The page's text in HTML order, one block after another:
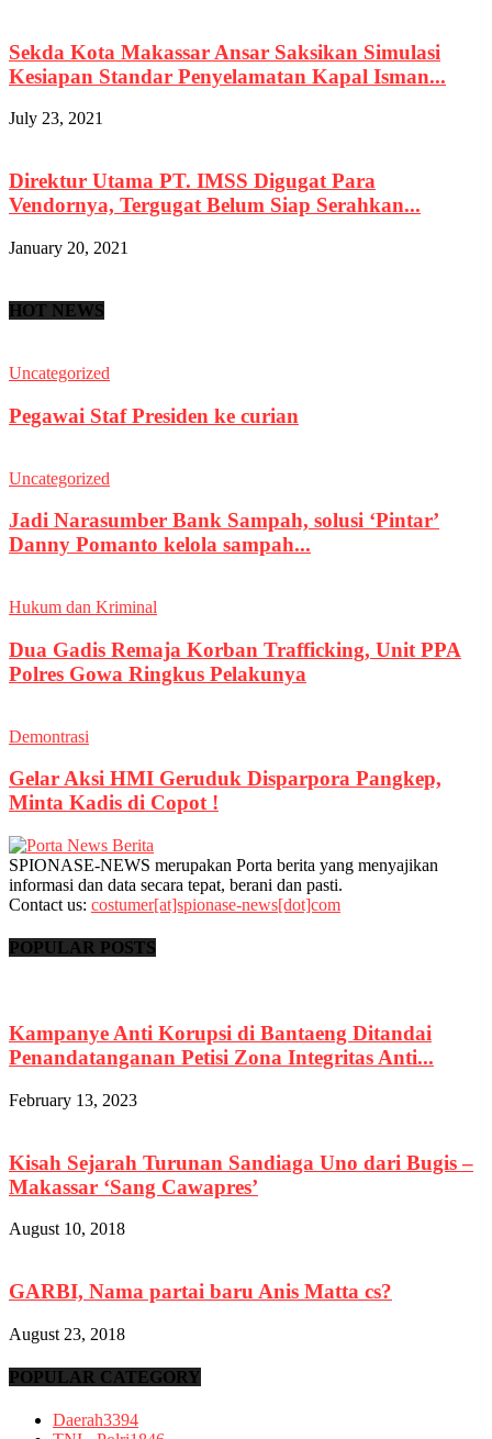
Sekda Kota Makassar Ansar Saksikan Simulasi
Kesiapan Standar Penyelamatan Kapal Isman...
July 23, 2021
Direktur Utama PT. IMSS Digugat Para
Vendornya, Tergugat Belum Siap Serahkan...
January 20, 2021
HOT NEWS
Uncategorized
Pegawai Staf Presiden ke curian
Uncategorized
Jadi Narasumber Bank Sampah, solusi ‘Pintar’
Danny Pomanto kelola sampah...
Hukum dan Kriminal
Dua Gadis Remaja Korban Trafficking, Unit PPA
Polres Gowa Ringkus Pelakunya
Demontrasi
Gelar Aksi HMI Geruduk Disparpora Pangkep,
Minta Kadis di Copot !
SPIONASE-NEWS merupakan Porta berita yang menyajikan
informasi dan data secara tepat, berani dan pasti.
Contact us: costumer[at]spionase-news[dot]com
POPULAR POSTS
Kampanye Anti Korupsi di Bantaeng Ditandai
Penandatanganan Petisi Zona Integritas Anti...
February 13, 2023
Kisah Sejarah Turunan Sandiaga Uno dari Bugis –
Makassar ‘Sang Cawapres’
August 10, 2018
GARBI, Nama partai baru Anis Matta cs?
August 23, 2018
POPULAR CATEGORY
Daerah3394